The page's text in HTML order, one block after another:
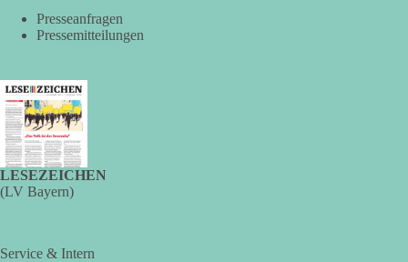
Presseanfragen
Pressemitteilungen
LESEZEICHEN
(LV Bayern)
Service & Intern